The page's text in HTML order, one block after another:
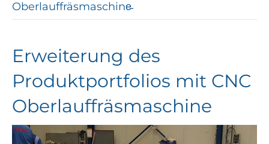
Oberlauffräsmaschine̵
Erweiterung des
Produktportfolios mit CNC
Oberlauffräsmaschine